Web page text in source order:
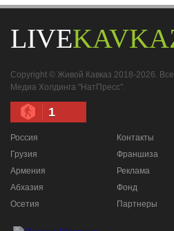
LIVE
Copyright © Живой Кавказ 2018-2026.
Медиа Холдинга "НатПресс".
1
Россия
Грузия
Армения
Абхазия
Осетия
Контакты
Франшиза
Реклама
Фонд
Партнеры